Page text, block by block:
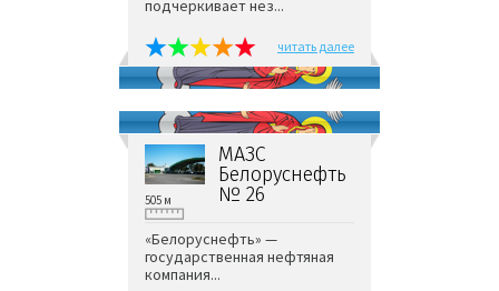
подчеркивает нез...
читать далее
МАЗС
Белоруснефть
№ 26
505 м
«Белоруснефть» —
государственная нефтяная
компания...